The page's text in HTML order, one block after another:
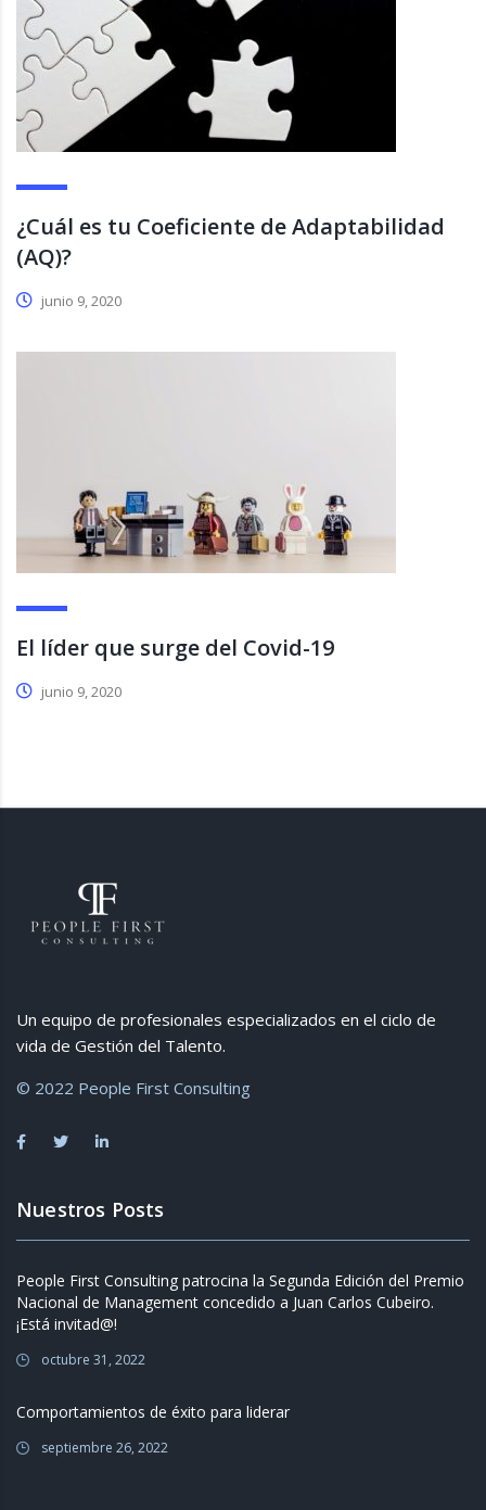
¿Cuál es tu Coeficiente de Adaptabilidad
(AQ)?
junio 9, 2020
El líder que surge del Covid-19
junio 9, 2020
Un equipo de profesionales especializados en el ciclo de
vida de Gestión del Talento.
© 2022 People First Consulting
Nuestros Posts
People First Consulting patrocina la Segunda Edición del Premio
Nacional de Management concedido a Juan Carlos Cubeiro.
¡Está invitad@!
octubre 31, 2022
Comportamientos de éxito para liderar
septiembre 26, 2022